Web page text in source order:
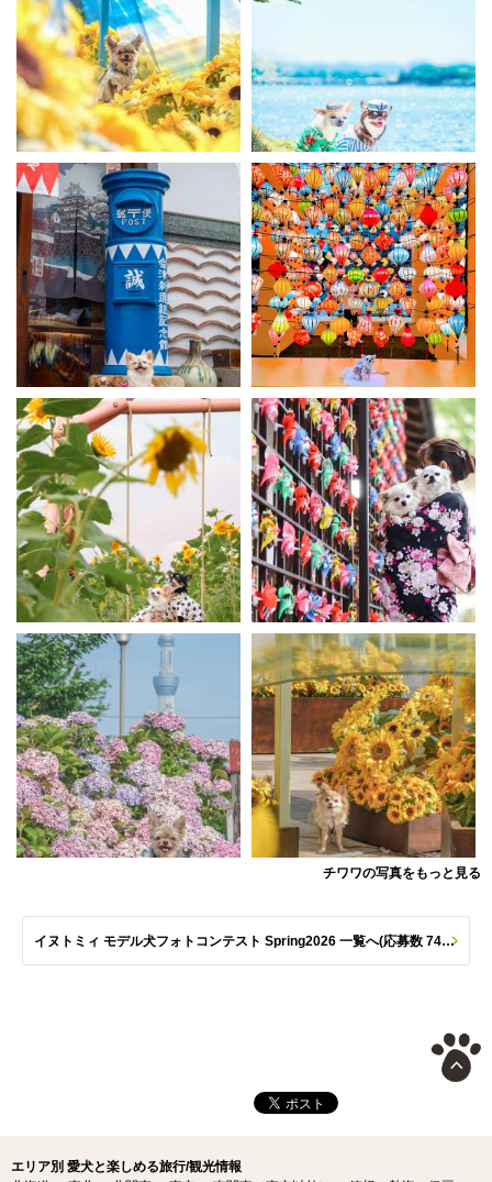
チワワの写真をもっと見る
イヌトミィ モデル犬フォトコンテスト Spring2026 一覧へ(応募数 747枚)
エリア別 愛犬と楽しめる旅行/観光情報